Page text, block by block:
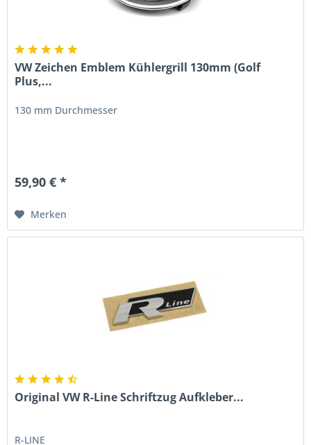
VW Zeichen Emblem Kühlergrill 130mm (Golf
Plus,...
130 mm Durchmesser
59,90 € *
Merken
Original VW R-Line Schriftzug Aufkleber...
R-LINE